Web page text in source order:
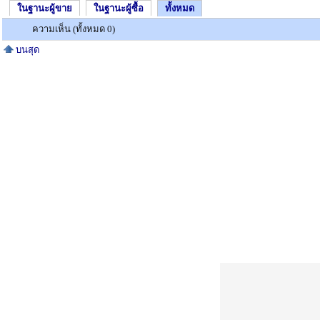
ในฐานะผู้ขาย ในฐานะผู้ซื้อ
ทั้งหมด
ความเห็น (ทั้งหมด 0)
บนสุด